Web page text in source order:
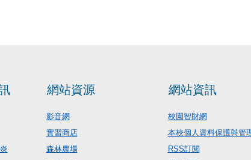
網站資源
影音網
實習商店
森林農場
網站資訊
校園智財網
本校個人資料保護與管
RSS訂閱